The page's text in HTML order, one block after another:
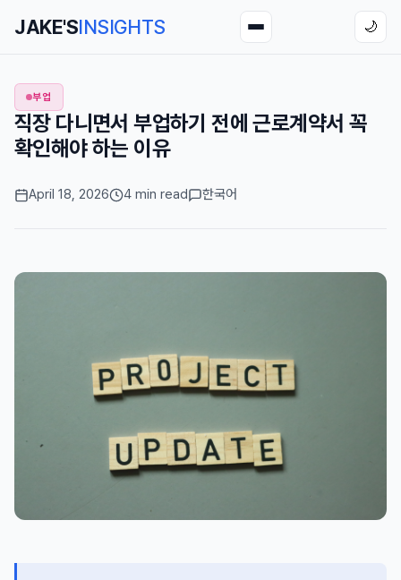
JAKE'SINSIGHTS 🌙
부업
직장 다니면서 부업하기 전에 근로계약서 꼭
확인해야 하는 이유
April 18, 2026 4 min read 한국어